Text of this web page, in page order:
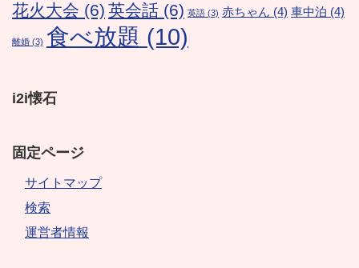
花火大会 (6) 英会話 (6) 英語 (3) 赤ちゃん (4) 車中泊 (4)
離婚 (3) 食べ放題 (10)
i2i懐石
固定ページ
サイトマップ
検索
運営者情報